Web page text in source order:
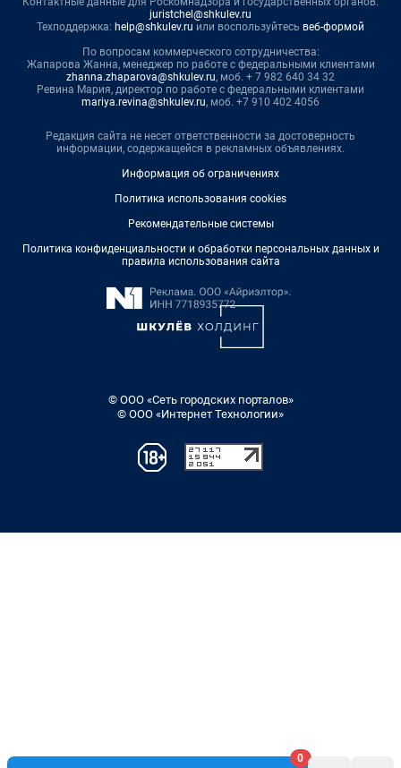
0
juristchel@shkulev.ru
Техподдержка: help@shkulev.ru или воспользуйтесь веб-формой
По вопросам коммерческого сотрудничества:
Жапарова Жанна, менеджер по работе с федеральными клиентами
zhanna.zhaparova@shkulev.ru, моб. + 7 982 640 34 32
Ревина Мария, директор по работе с федеральными клиентами
mariya.revina@shkulev.ru, моб. +7 910 402 4056
Редакция сайта не несет ответственности за достоверность
информации, содержащейся в рекламных объявлениях.
Информация об ограничениях
Политика использования cookies
Рекомендательные системы
Политика конфиденциальности и обработки персональных данных и
правила использования сайта
© ООО «Сеть городских порталов»
© ООО «Интернет Технологии»